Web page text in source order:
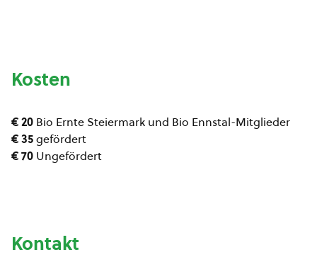
Kosten
€ 20 Bio Ernte Steiermark und Bio Ennstal-Mitglieder
€ 35gefördert
€ 70 Ungefördert
Kontakt